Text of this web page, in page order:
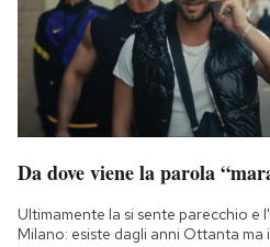
Da dove viene la parola
Ultimamente la si sente parecchio e
Milano: esiste dagli anni Ottanta